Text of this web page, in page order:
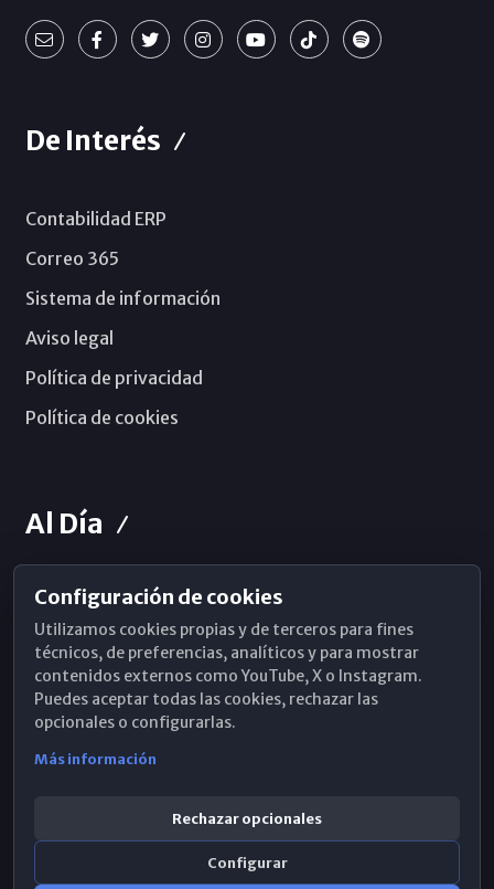
De Interés
Contabilidad ERP
Correo 365
Sistema de información
Aviso legal
Política de privacidad
Política de cookies
Al Día
Horarios de Misa
Hemeroteca
WhatsApp
Configuración de cookies
Utilizamos cookies propias y de terceros para fines
técnicos, de preferencias, analíticos y para mostrar
contenidos externos como YouTube, X o Instagram.
Puedes aceptar todas las cookies, rechazar las
opcionales o configurarlas.
Más información
Rechazar opcionales
Configurar